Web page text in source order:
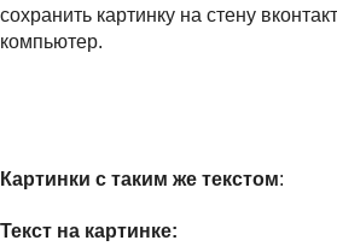
сохранить картинку на стену
компьютер.
Картинки с таким же текстом:
Текст на картинке: